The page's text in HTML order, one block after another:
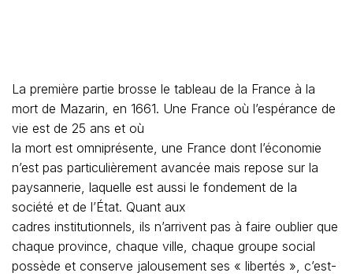
La première partie brosse le tableau de la France à la
mort de Mazarin, en 1661. Une France où l’espérance de
vie est de 25 ans et où
la mort est omniprésente, une France dont l’économie
n’est pas particulièrement avancée mais repose sur la
paysannerie, laquelle est aussi le fondement de la
société et de l’État. Quant aux
cadres institutionnels, ils n’arrivent pas à faire oublier que
chaque province, chaque ville, chaque groupe social
possède et conserve jalousement ses « libertés », c’est-